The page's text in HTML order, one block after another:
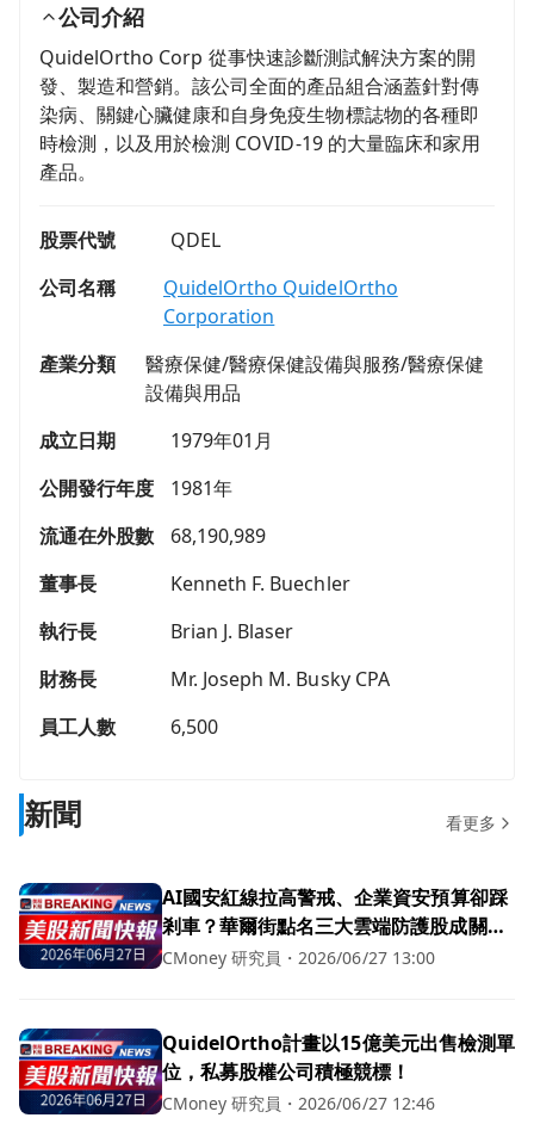
公司介紹
QuidelOrtho Corp 從事快速診斷測試解決方案的開
發、製造和營銷。該公司全面的產品組合涵蓋針對傳
染病、關鍵心臟健康和自身免疫生物標誌物的各種即
時檢測，以及用於檢測 COVID-19 的大量臨床和家用
產品。
股票代號
QDEL
公司名稱
QuidelOrtho QuidelOrtho
Corporation
產業分類
醫療保健/醫療保健設備與服務/醫療保健
設備與用品
成立日期
1979年01月
公開發行年度
1981年
流通在外股數
68,190,989
董事長
Kenneth F. Buechler
執行長
Brian J. Blaser
財務長
Mr. Joseph M. Busky CPA
員工人數
6,500
新聞 看更多
AI國安紅線拉高警戒、企業資安預算卻踩
剎車？華爾街點名三大雲端防護股成關鍵
贏家
CMoney 研究員 ・ 2026/06/27 13:00
QuidelOrtho計畫以15億美元出售檢測單
位，私募股權公司積極競標！
CMoney 研究員 ・ 2026/06/27 12:46